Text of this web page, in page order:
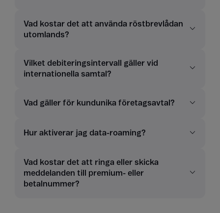
Vad kostar det att använda röstbrevlådan
utomlands?
Vilket debiteringsintervall gäller vid
internationella samtal?
Vad gäller för kundunika företagsavtal?
Hur aktiverar jag data-roaming?
Vad kostar det att ringa eller skicka
meddelanden till premium- eller
betalnummer?